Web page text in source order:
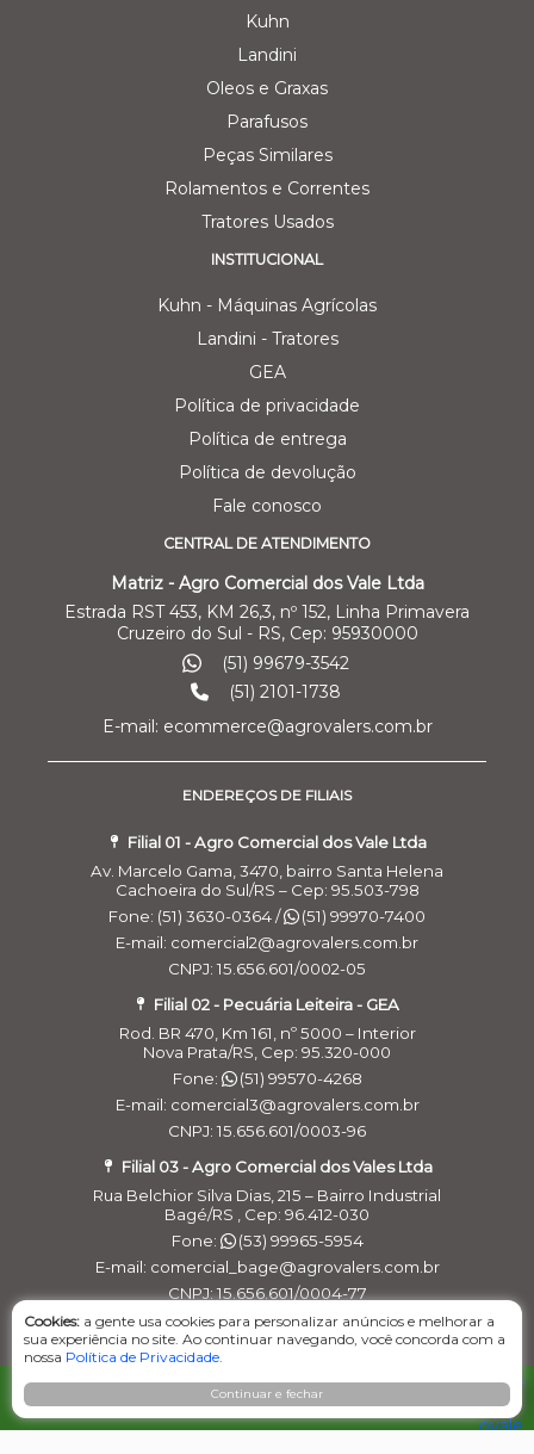
ORÇAMENTO
Kuhn
Landini
Oleos e Graxas
Parafusos
Peças Similares
Rolamentos e Correntes
Tratores Usados
INSTITUCIONAL
Kuhn - Máquinas Agrícolas
Landini - Tratores
GEA
Política de privacidade
Política de entrega
Política de devolução
Fale conosco
CENTRAL DE ATENDIMENTO
Matriz - Agro Comercial dos Vale Ltda
Estrada RST 453, KM 26,3, nº 152, Linha Primavera
Cruzeiro do Sul - RS, Cep: 95930000
(51) 99679-3542
(51) 2101-1738
E-mail: ecommerce@agrovalers.com.br
ENDEREÇOS DE FILIAIS
Filial 01 - Agro Comercial dos Vale Ltda
Av. Marcelo Gama, 3470, bairro Santa Helena
Cachoeira do Sul/RS – Cep: 95.503-798
Fone: (51) 3630-0364 /
(51) 99970-7400
E-mail: comercial2@agrovalers.com.br
CNPJ: 15.656.601/0002-05
Filial 02 - Pecuária Leiteira - GEA
Rod. BR 470, Km 161, nº 5000 – Interior
Nova Prata/RS, Cep: 95.320-000
Fone:
(51) 99570-4268
E-mail: comercial3@agrovalers.com.br
CNPJ: 15.656.601/0003-96
Filial 03 - Agro Comercial dos Vales Ltda
Rua Belchior Silva Dias, 215 – Bairro Industrial
Bagé/RS , Cep: 96.412-030
Fone:
(53) 99965-5954
E-mail: comercial_bage@agrovalers.com.br
CNPJ: 15.656.601/0004-77
Filial 04 – Pecuária Leiteira - GEA
Rod. RST 453, Km 26,3 nº 152, - Pavilhão 02 - Linha
Cruzeiro do Sul / RS, Cep: 95.930.000
Fone:
(51) 99546-1477
Cookies: a gente usa cookies para personalizar anúncios e melhorar a
sua experiência no site. Ao continuar navegando, você concorda com a
nossa Política de Privacidade.
Continuar e fechar